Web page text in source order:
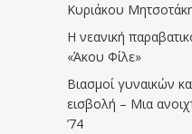
Κυριάκου
Η νεανική
«Άκου Φίλε»
Βιασμοί γυναικών
εισβολή – Μια
’74